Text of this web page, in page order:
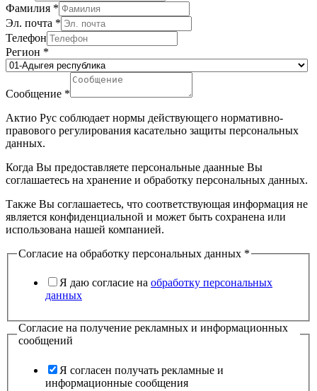
Фамилия *
Эл. почта *
Телефон
Регион *
Сообщение *
Актио Рус соблюдает нормы действующего нормативно-
правового регулирования касательно защиты персональных
данных.
Когда Вы предоставляете персональные даанные Вы
соглашаетесь на хранение и обработку персональных данных.
Также Вы соглашаетесь, что соответствующая информация не
является конфиденциальной и может быть сохранена или
использована нашей компанией.
Согласие на обработку персональных данных *
Я даю согласие на обработку персональных
данных
Согласие на получение рекламных и информационных
сообщений
Я согласен получать рекламные и
информационные сообщения